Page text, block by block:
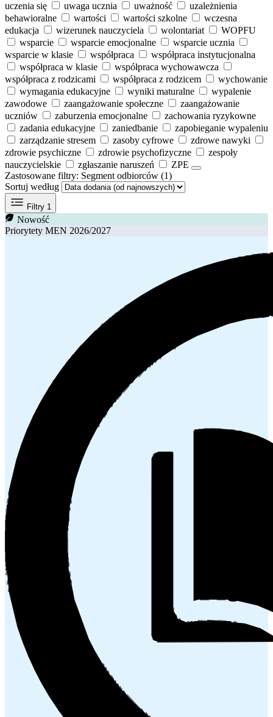
uczenia się
uwaga ucznia uważność
uzależnienia
behawioralne
wartości wartości szkolne
wczesna
edukacja
wizerunek nauczyciela wolontariat
WOPFU
wsparcie
wsparcie emocjonalne
wsparcie ucznia
wsparcie w klasie
współpraca
współpraca instytucjonalna
współpraca w klasie
współpraca wychowawcza
współpraca z rodzicami
współpraca z rodzicem
wychowanie
wymagania edukacyjne
wyniki maturalne
wypalenie
zawodowe
zaangażowanie społeczne
zaangażowanie
uczniów
zaburzenia emocjonalne
zachowania ryzykowne
zadania edukacyjne
zaniedbanie
zapobieganie wypaleniu
zarządzanie stresem
zasoby cyfrowe
zdrowe nawyki
zdrowie psychiczne
zdrowie psychofizyczne
zespoły
nauczycielskie
zgłaszanie naruszeń
ZPE
Zastosowane filtry: Segment odbiorców (1)
Sortuj według
Filtry 1
Nowość
Priorytety MEN 2026/2027